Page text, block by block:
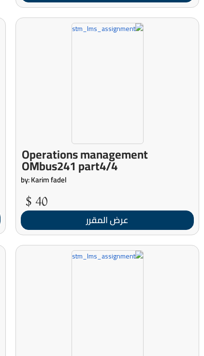
Operations management
OMbus241 part4/4
by: Karim fadel
40 $
عرض المقرر